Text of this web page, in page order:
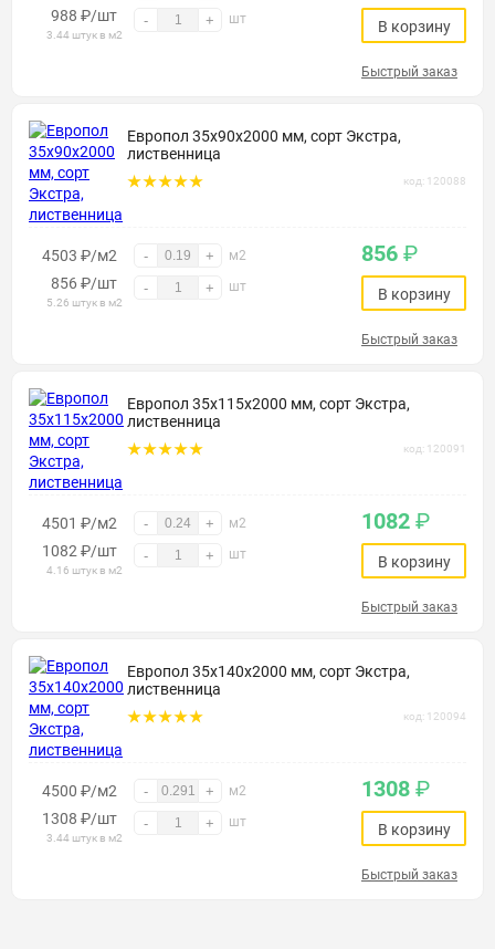
988 ₽/шт
3.44 штук в м2
- + шт В корзину
Быстрый заказ
Европол 35х90х2000 мм, сорт Экстра,
лиственница
код: 120088
4503 ₽/м2 - + м2
856 ₽/шт
5.26 штук в м2
- + шт
856 ₽
В корзину
Быстрый заказ
Европол 35х115х2000 мм, сорт Экстра,
лиственница
код: 120091
4501 ₽/м2 - + м2
1082 ₽/шт
4.16 штук в м2
- + шт
1082 ₽
В корзину
Быстрый заказ
Европол 35х140х2000 мм, сорт Экстра,
лиственница
код: 120094
4500 ₽/м2 - + м2
1308 ₽/шт
3.44 штук в м2
- + шт
1308 ₽
В корзину
Быстрый заказ